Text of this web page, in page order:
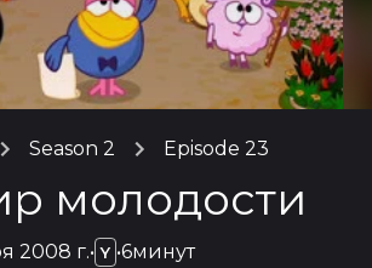
Season 2 Episode 23
молодости
2008 г.• Y •6минут